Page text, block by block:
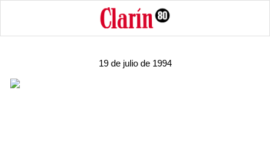
19 de julio de 1994